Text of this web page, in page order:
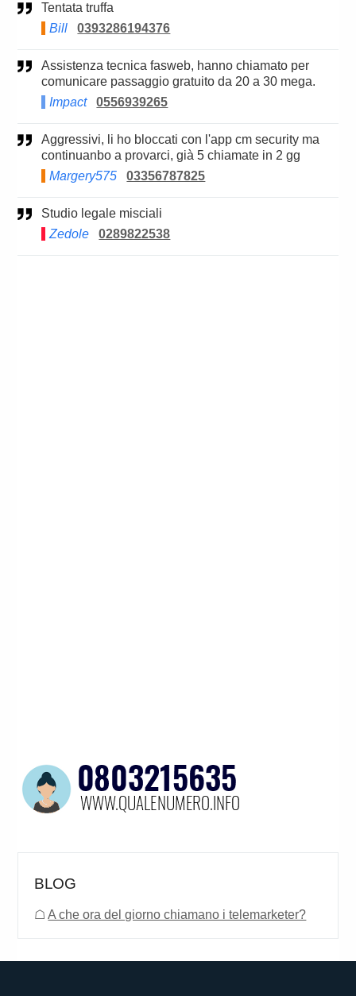
Tentata truffa
Bill
0393286194376
Assistenza tecnica fasweb, hanno chiamato per
comunicare passaggio gratuito da 20 a 30 mega.
Impact
0556939265
Aggressivi, li ho bloccati con l'app cm security ma
continuanbo a provarci, già 5 chiamate in 2 gg
Margery575
03356787825
Studio legale misciali
Zedole
0289822538
BLOG
☖A che ora del giorno chiamano i telemarketer?